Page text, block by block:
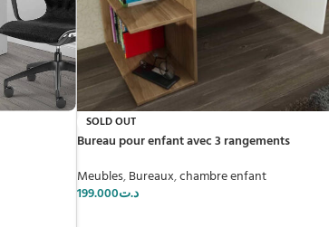
SOLD OUT
Bureau pour enfant avec 3 rangements
Meubles,Bureaux,chambre enfant
د.ت199.000